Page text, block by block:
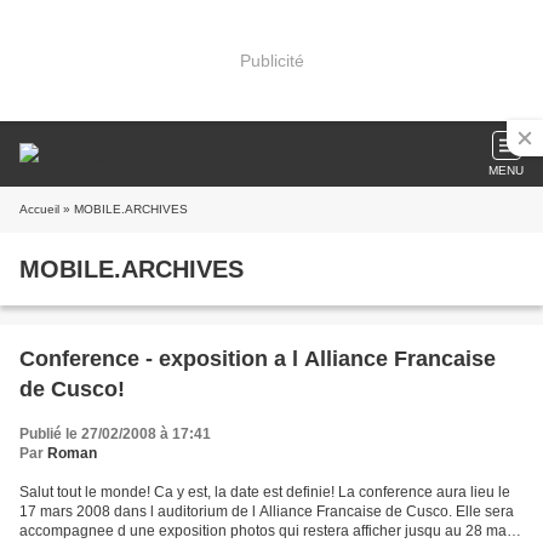
Publicité
MENU
Accueil » MOBILE.ARCHIVES
MOBILE.ARCHIVES
Conference - exposition a l Alliance Francaise
de Cusco!
Publié le 27/02/2008 à 17:41
Par Roman
Salut tout le monde! Ca y est, la date est definie! La conference aura lieu le
17 mars 2008 dans l auditorium de l Alliance Francaise de Cusco. Elle sera
accompagnee d une exposition photos qui restera afficher jusqu au 28 mars.